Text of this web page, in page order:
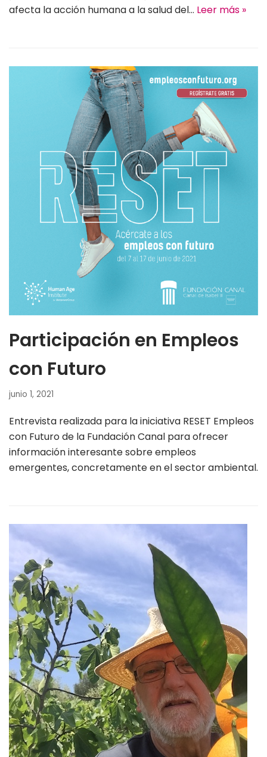
afecta la acción humana a la salud del… Leer más »
Participación en Empleos
con Futuro
junio 1, 2021
Entrevista realizada para la iniciativa RESET Empleos
con Futuro de la Fundación Canal para ofrecer
información interesante sobre empleos
emergentes, concretamente en el sector ambiental.